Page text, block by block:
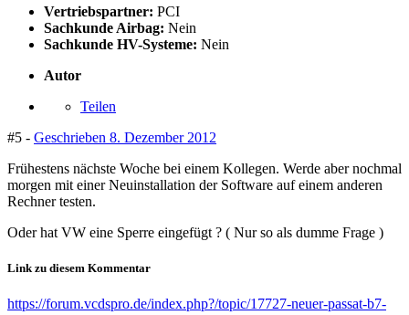
Vertriebspartner: PCI
Sachkunde Airbag: Nein
Sachkunde HV-Systeme: Nein
Autor
Teilen
#5 - Geschrieben 8. Dezember 2012
Frühestens nächste Woche bei einem Kollegen. Werde aber nochmal
morgen mit einer Neuinstallation der Software auf einem anderen
Rechner testen.
Oder hat VW eine Sperre eingefügt ? ( Nur so als dumme Frage )
Link zu diesem Kommentar
https://forum.vcdspro.de/index.php?/topic/17727-neuer-passat-b7-